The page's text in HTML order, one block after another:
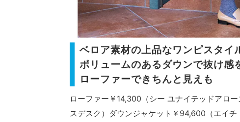
ベロア素材の上品なワンピスタイ
ボリュームのあるダウンで抜け感
ローファーできちんと見えも
ローファー￥14,300（シー ユナイテッドアロ
スデスク）ダウンジャケット￥94,600（エイ